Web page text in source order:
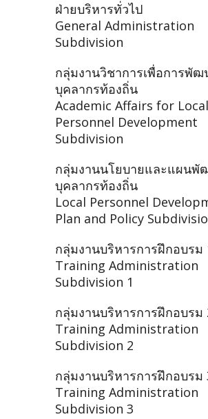
ฝ่ายบริหารทั่วไป
General Administration
Subdivision
กลุ่มงานวิชาการเพื่อการพัฒ
บุคลากรท้องถิ่น
Academic Affairs for Local
Personnel Development
Subdivision
กลุ่มงานนโยบายและแผนพั
บุคลากรท้องถิ่น
Local Personnel
Plan and Policy
กลุ่มงานบริหารการฝึกอบรม
Training Administration
Subdivision 1
กลุ่มงานบริหารการฝึกอบรม
Training Administration
Subdivision 2
กลุ่มงานบริหารการฝึกอบรม
Training Administration
Subdivision 3